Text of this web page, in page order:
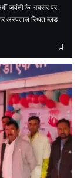
जयंती के अवसर पर
अस्पताल स्थित ब्लड